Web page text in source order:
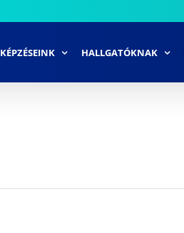
KÉPZÉSEINK HALLGATÓKNAK